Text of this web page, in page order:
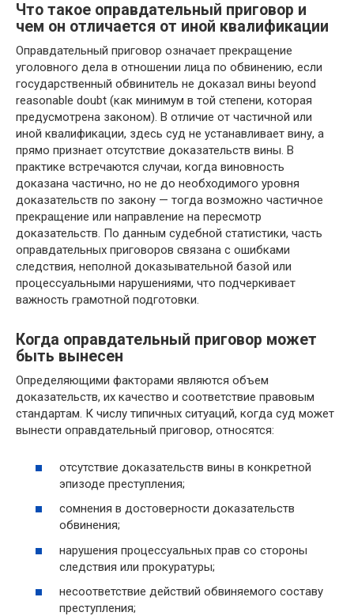
Что такое оправдательный приговор и
чем он отличается от иной квалификации
Оправдательный приговор означает прекращение
уголовного дела в отношении лица по обвинению, если
государственный обвинитель не доказал вины beyond
reasonable doubt (как минимум в той степени, которая
предусмотрена законом). В отличие от частичной или
иной квалификации, здесь суд не устанавливает вину, а
прямо признает отсутствие доказательств вины. В
практике встречаются случаи, когда виновность
доказана частично, но не до необходимого уровня
доказательств по закону — тогда возможно частичное
прекращение или направление на пересмотр
доказательств. По данным судебной статистики, часть
оправдательных приговоров связана с ошибками
следствия, неполной доказывательной базой или
процессуальными нарушениями, что подчеркивает
важность грамотной подготовки.
Когда оправдательный приговор может
быть вынесен
Определяющими факторами являются объем
доказательств, их качество и соответствие правовым
стандартам. К числу типичных ситуаций, когда суд может
вынести оправдательный приговор, относятся:
отсутствие доказательств вины в конкретной
эпизоде преступления;
сомнения в достоверности доказательств
обвинения;
нарушения процессуальных прав со стороны
следствия или прокуратуры;
несоответствие действий обвиняемого составу
преступления;